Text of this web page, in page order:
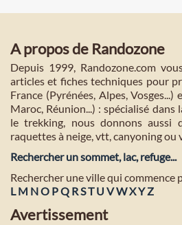
A propos de Randozone
Depuis 1999, Randozone.com
articles et fiches techniques pour
France (Pyrénées, Alpes,
Maroc, Réunion...) : spécialisé
le trekking, nous donnons aussi
raquettes à neige, vtt, canyoning ou
Rechercher un sommet, lac, refuge...
Rechercher une ville qui commence
L M NO PQ RST U VWXYZ
Avertissement